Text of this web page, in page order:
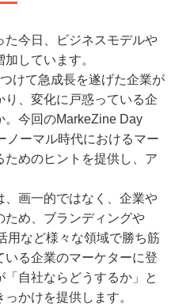
た今日、ビジネスモデルや
しています。
けて急成長を遂げた企業が
、変化に戸惑っている企
。今回のMarkeZine Day
ノーマル時代におけるマー
めのヒントを提供し、ア
、画一的ではなく、企業や
ため、ブランディングや
用など様々な領域で勝ち筋
いる企業のマーケターに登
自社ならどうするか」と
かけを提供します。